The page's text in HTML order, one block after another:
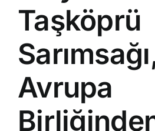
Taşköprü
Avrupa